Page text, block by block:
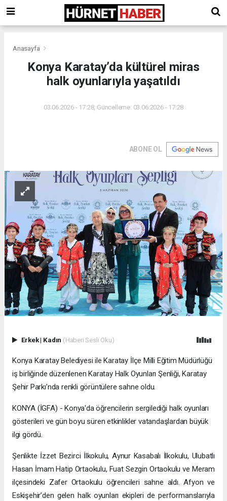
Anasayfa
Konya Karatay’da kültürel miras
halk oyunlarıyla yaşatıldı
03.06.2026 - 17:28, Güncelleme: 03.06.2026 - 17:28
ABONE OL
Erkek| Kadın (Haberi Sesli Oku)
Konya Karatay Belediyesi ile Karatay İlçe Milli Eğitim Müdürlüğü
iş birliğinde düzenlenen Karatay Halk Oyunları Şenliği, Karatay
Şehir Parkı’nda renkli görüntülere sahne oldu.
KONYA (İGFA) - Konya'da öğrencilerin sergilediği halk oyunları
gösterileri ve gün boyu süren etkinlikler vatandaşlardan büyük
ilgi gördü.
Şenlikte İzzet Bezirci İlkokulu, Aynur Kasabalı İlkokulu, Ulubatlı
Hasan İmam Hatip Ortaokulu, Fuat Sezgin Ortaokulu ve Meram
ilçesindeki Zafer Ortaokulu öğrencileri sahne aldı. Afyon ve
Eskişehir’den gelen halk oyunları ekipleri de performanslarıyla